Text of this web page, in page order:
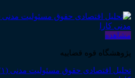
مشاهده
پژوهشگاه قوه قضاییه